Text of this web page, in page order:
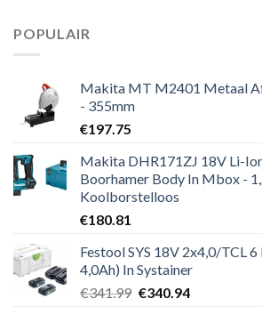
POPULAIR
Makita MT M2401 Metaal
- 355mm
€197.75
Makita DHR171ZJ 18V Li-
Boorhamer Body In Mbox -
Koolborstelloos
€180.81
Festool SYS 18V 2x4,0/TCL
4,0Ah) In Systainer
€341.99 Oorspronkelijke
€340.94Huidige